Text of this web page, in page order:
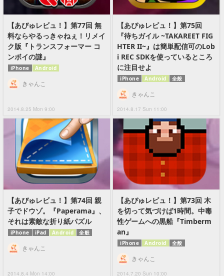
【あぴゅレビュ！】第77回 無
料ならやるっきゃねぇ！リメイ
ク版『トランスフォーマー コ
ンボイの謎』
iPhone Android
2014.8.25 Mon 9:00
きゃんこ
【あぴゅレビュ！】第75回
『待ちガイル ~TAKAREET FIG
HTER II~』は簡単配信可のLob
i REC SDKを使っているところ
に注目せよ
iPhone Android 全般
2014.8.17 Sun 11:00
きゃんこ
【あぴゅレビュ！】第74回 親
子でドウゾ。『Paperama』、
それは素敵な折り紙パズル
iPhone iPad Android 全般
2014.8.4 Mon 14:00
きゃんこ
【あぴゅレビュ！】第73回 木
を切って気づけば1時間。中毒
性ゲームへの黒船『Timberm
an』
iPhone Android 全般
2014.7.20 Sun 10:00
きゃんこ